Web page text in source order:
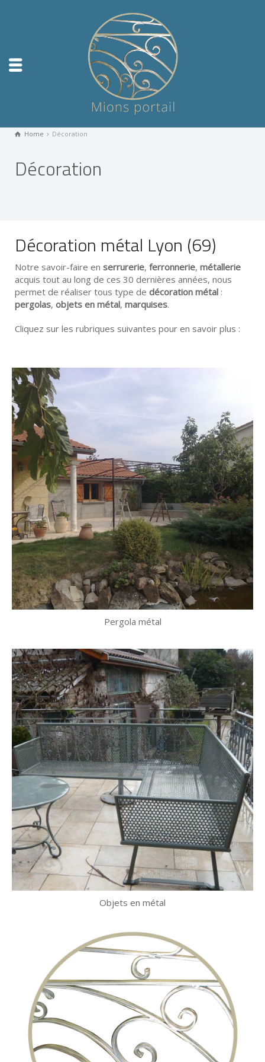
Home Décoration
Décoration
Décoration métal Lyon (69)
Notre savoir-faire en serrurerie, ferronnerie, métallerie
acquis tout au long de ces 30 dernières années, nous
permet de réaliser tous type de décoration métal :
pergolas, objets en métal, marquises.
Cliquez sur les rubriques suivantes pour en savoir plus :
Pergola métal
Objets en métal